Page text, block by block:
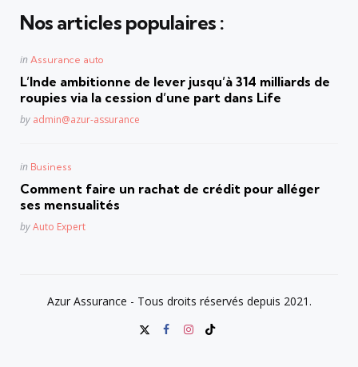
Nos articles populaires :
Posted
in Assurance auto
L’Inde ambitionne de lever jusqu’à 314 milliards de
roupies via la cession d’une part dans Life
Posted
by admin@azur-assurance
Posted
in Business
Comment faire un rachat de crédit pour alléger
ses mensualités
Posted
byAuto Expert
Azur Assurance - Tous droits réservés depuis 2021.